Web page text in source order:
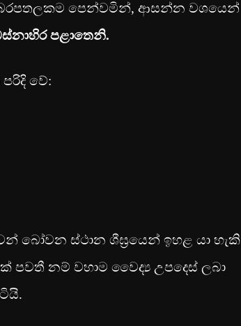
බරපතලකම පෙන්වමින්, ආසන්න වශයෙන්
පළාතෙනි.
වේ:
බෝවන ස්ථාන ශීඝ්‍රයෙන් ඉහළ යා හැකි
පවතී නම් වහාම වෛද්‍ය උපදෙස් ලබා